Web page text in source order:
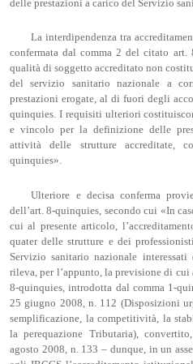
delle prestazioni a carico del Servizio
La interdipendenza tra
confermata dal comma 2 del citato art.
qualità di soggetto accreditato non
del servizio sanitario nazionale a
prestazioni erogate, al di fuori degli
quinquies. I requisiti ulteriori
e vincolo per la definizione delle
attività delle strutture accreditate,
quinquies».
Ulteriore e decisa conferma
dell’art. 8-quinquies, secondo cui «In
cui al presente articolo,
quater delle strutture e dei
Servizio sanitario nazionale
rileva, per l’appunto, la previsione di cui
8-quinquies, introdotta dal comma 1-
25 giugno 2008, n. 112 (Disposizioni
semplificazione, la competitività, la
la perequazione Tributaria),
agosto 2008, n. 133 – dunque, in un